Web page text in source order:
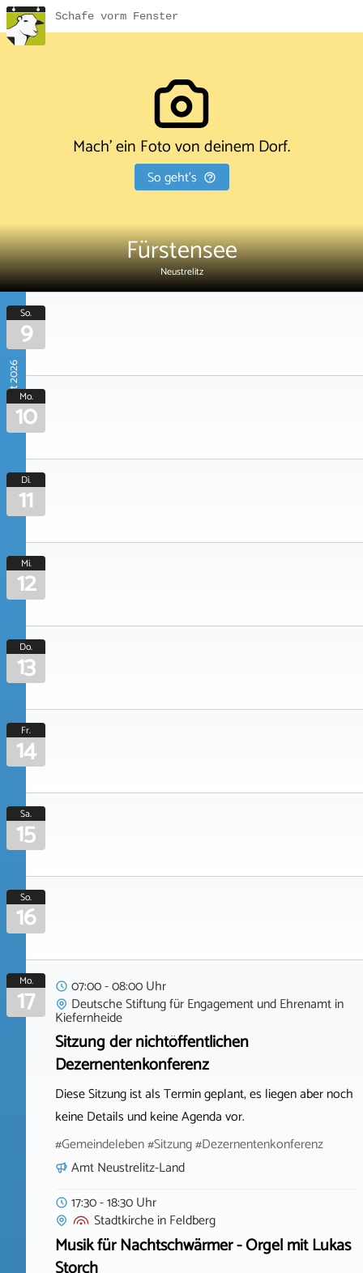
Schafe vorm Fenster
Mach' ein Foto von deinem Dorf.
So geht's
Fürstensee
Neustrelitz
August 2026
So.
9
Mo.
10
Di.
11
Mi.
12
Do.
13
Fr.
14
Sa.
15
So.
16
Mo.
17
07:00 - 08:00 Uhr
Deutsche Stiftung für Engagement und Ehrenamtin
Kiefernheide
Sitzung der nichtöffentlichen
Dezernentenkonferenz
Diese Sitzung ist als Termin geplant, es liegen aber noch
keine Details und keine Agenda vor.
#Gemeindeleben #Sitzung #Dezernentenkonferenz
Amt Neustrelitz-Land
17:30 - 18:30 Uhr
StadtkircheinFeldberg
Musik für Nachtschwärmer - Orgel mit Lukas